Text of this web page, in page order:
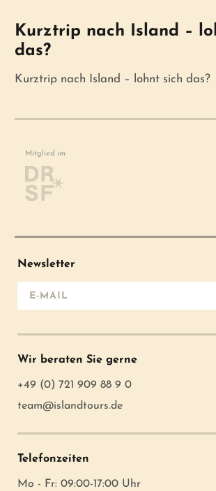
Kurztrip nach Island –
das?
Kurztrip nach Island – lohnt sich das?
Mitglied im
Newsletter
E-Mail-Adresse
Wir beraten Sie gerne
+49 (0) 721 909 88 9 0
team@islandtours.de
Telefonzeiten
Mo - Fr: 09:00-17:00 Uhr